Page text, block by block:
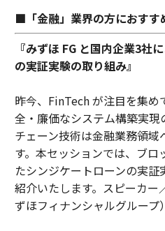
■「金融」業界の方におすす
『みずほ FG と国内企業3社
の実証実験の取り組み』
昨今、FinTech が注目を集
全・廉価なシステム構築実
チェーン技術は金融業務領
す。本セッションでは、ブロ
たシンジケートローンの実
紹介いたします。スピーカ
ずほフィナンシャルグループ）